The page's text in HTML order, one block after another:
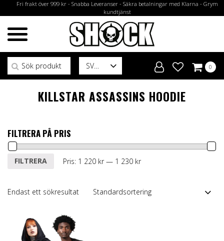
Fri frakt över 999 kr - Snabba Leveranser - Säkra betalningar med Klarna - Grym
kundtjänst
SV
Sök efter:
0
KILLSTAR ASSASSINS HOODIE
FILTRERA PÅ PRIS
Min
MaxFILTRERA Pris: 1 220 kr— 1 230 kr
Endast ett sökresultat